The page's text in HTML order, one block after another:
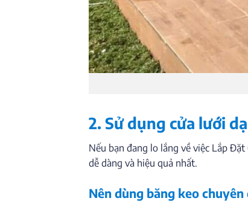
2. Sử dụng cửa lưới
Nếu bạn đang lo lắng về việc Lắp
dễ dàng và hiệu quả nhất.
Nên dùng băng keo chuyên